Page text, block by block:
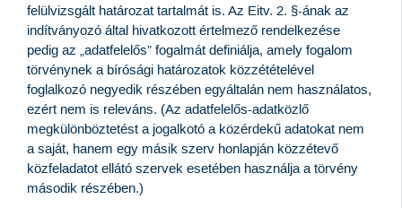
felülvizsgált határozat tartalmát is. Az Eitv. 2. §-ának az
indítványozó által hivatkozott értelmező rendelkezése
pedig az „adatfelelős” fogalmát definiálja, amely fogalom
törvénynek a bírósági határozatok közzétételével
foglalkozó negyedik részében egyáltalán nem használatos,
ezért nem is releváns. (Az adatfelelős-adatközlő
megkülönböztetést a jogalkotó a közérdekű adatokat nem
a saját, hanem egy másik szerv honlapján közzétevő
közfeladatot ellátó szervek esetében használja a törvény
második részében.)